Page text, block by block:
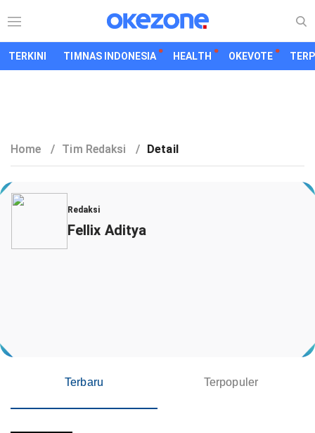
TERKINI TIMNAS INDONESIA HEALTH OKEVOTE
Home / Tim Redaksi / Detail
Redaksi
Fellix Aditya
Terbaru Terpopuler